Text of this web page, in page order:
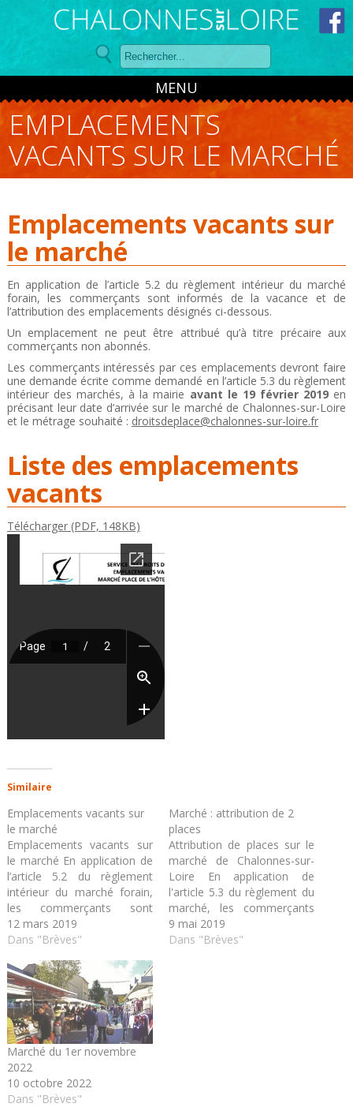
Panneau de gestion des cookies
MENU
EMPLACEMENTS
VACANTS SUR LE MARCHÉ
Emplacements vacants sur
le marché
En application de l’article 5.2 du règlement intérieur du marché
forain, les commerçants sont informés de la vacance et de
l’attribution des emplacements désignés ci-dessous.
Un emplacement ne peut être attribué qu’à titre précaire aux
commerçants non abonnés.
Les commerçants intéressés par ces emplacements devront faire
une demande écrite comme demandé en l’article 5.3 du règlement
intérieur des marchés, à la mairie avant le 19 février 2019en
précisant leur date d’arrivée sur le marché de Chalonnes-sur-Loire
et le métrage souhaité : droitsdeplace@chalonnes-sur-loire.fr
Liste des emplacements
vacants
Télécharger (PDF, 148KB)
Similaire
Emplacements vacants sur
le marché
Emplacements vacants sur
le marché En application de
l’article 5.2 du règlement
intérieur du marché forain,
les commerçants sont
informés de la vacance et
de l’attribution des
dessous. Un emplacement
ne peut être attribué qu’à
titre précaire aux
commerçants non abonnés.
Les commerçants
intéressés par ces
emplacements devront
faire…
12 mars 2019
Dans "Brèves"
Marché : attribution de 2
places
Attribution de places sur le
marché de Chalonnes-sur-
Loire En application de
l'article 5.3 du règlement du
marché, les commerçants
sont informés de la vacance
et de l’attribution de deux
9 mai 2019
Dans "Brèves"
Marché du 1er novembre
2022
10 octobre 2022
Dans "Brèves"